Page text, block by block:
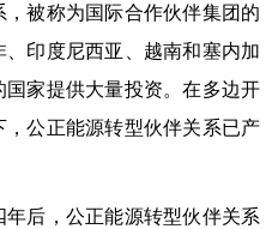
被称为国际合作伙伴集团的
印度尼西亚、越南和塞内加
家提供大量投资。在多边开
公正能源转型伙伴关系已产
后，公正能源转型伙伴关系